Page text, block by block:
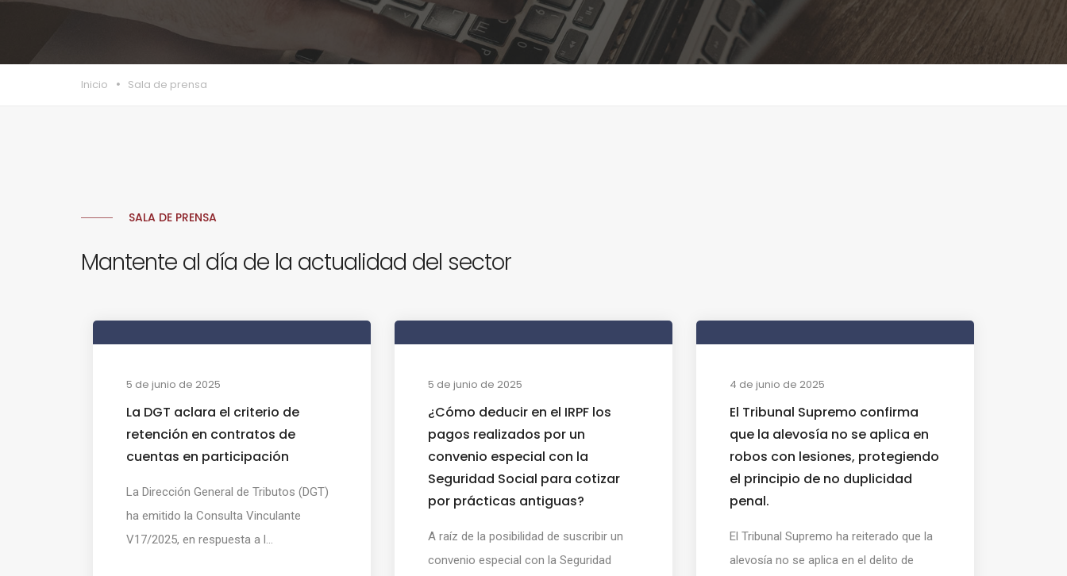
Inicio Sala de prensa
SALA DE PRENSA
Mantente al día de la actualidad del sector
5 de junio de 2025
La DGT aclara el criterio de
retención en contratos de
cuentas en participación
La Dirección General de Tributos (DGT)
ha emitido la Consulta Vinculante
V17/2025, en respuesta a l...
5 de junio de 2025
¿Cómo deducir en el IRPF los
pagos realizados por un
convenio especial con la
Seguridad Social para cotizar
por prácticas antiguas?
A raíz de la posibilidad de suscribir un
convenio especial con la Seguridad
4 de junio de 2025
El Tribunal Supremo confirma
que la alevosía no se aplica en
robos con lesiones, protegiendo
el principio de no duplicidad
penal.
El Tribunal Supremo ha reiterado que la
alevosía no se aplica en el delito de